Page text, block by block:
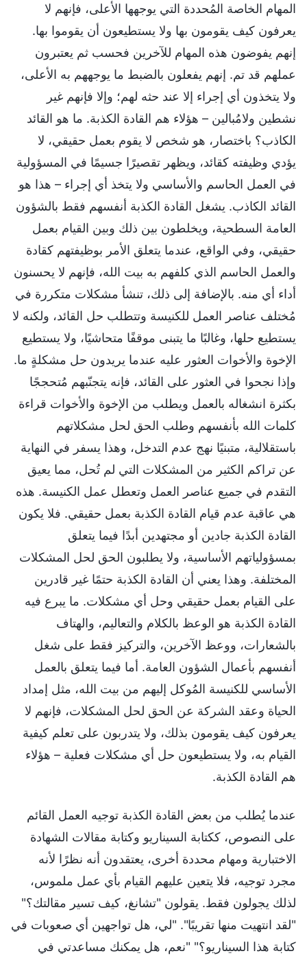
المهام الخاصة المُحددة التي يوجهها الأعلى، فإنهم لا
يعرفون كيف يقومون بها ولا يستطيعون أن يقوموا بها.
إنهم يفوضون هذه المهام للآخرين فحسب ثم يعتبرون
عملهم قد تم. إنهم يفعلون بالضبط ما يوجههم به الأعلى،
ولا يتخذون أي إجراء إلا عند حثه لهم؛ وإلا فإنهم غير
نشطين ولامُبالين – هؤلاء هم القادة الكذبة. ما هو القائد
الكاذب؟ باختصار، هو شخص لا يقوم بعمل حقيقي، لا
يؤدي وظيفته كقائد، ويظهر تقصيرًا جسيمًا في المسؤولية
في العمل الحاسم والأساسي ولا يتخذ أي إجراء – هذا هو
القائد الكاذب. يشغل القادة الكذبة أنفسهم فقط بالشؤون
العامة السطحية، ويخلطون بين ذلك وبين القيام بعمل
حقيقي، وفي الواقع، عندما يتعلق الأمر بوظيفتهم كقادة
والعمل الحاسم الذي كلفهم به بيت الله، فإنهم لا يحسنون
أداء أي منه. بالإضافة إلى ذلك، تنشأ مشكلات متكررة في
مُختلف عناصر العمل للكنيسة وتتطلب حل القائد، ولكنه لا
يستطيع حلها، وغالبًا ما يتبنى موقفًا متحاشيًا، ولا يستطيع
الإخوة والأخوات العثور عليه عندما يريدون حل مشكلةٍ ما.
وإذا نجحوا في العثور على القائد، فإنه يتجنّبهم مُتحججًا
بكثرة انشغاله بالعمل ويطلب من الإخوة والأخوات قراءة
كلمات الله بأنفسهم وطلب الحق لحل مشكلاتهم
باستقلالية، متبنيًا نهج عدم التدخل، وهذا يسفر في النهاية
عن تراكم الكثير من المشكلات التي لم تُحل، مما يعيق
التقدم في جميع عناصر العمل وتعطل عمل الكنيسة. هذه
هي عاقبة عدم قيام القادة الكذبة بعمل حقيقي. فلا يكون
القادة الكذبة جادين أو مجتهدين أبدًا فيما يتعلق
بمسؤولياتهم الأساسية، ولا يطلبون الحق لحل المشكلات
المختلفة. وهذا يعني أن القادة الكذبة حتمًا غير قادرين
على القيام بعمل حقيقي وحل أي مشكلات. ما يبرع فيه
القادة الكذبة هو الوعظ بالكلام والتعاليم، والهتاف
بالشعارات، ووعظ الآخرين، والتركيز فقط على شغل
أنفسهم بأعمال الشؤون العامة. أما فيما يتعلق بالعمل
الأساسي للكنيسة المُوكل إليهم من بيت الله، مثل إمداد
الحياة وعقد الشركة عن الحق لحل المشكلات، فإنهم لا
يعرفون كيف يقومون بذلك، ولا يتدربون على تعلم كيفية
القيام به، ولا يستطيعون حل أي مشكلات فعلية – هؤلاء
هم القادة الكذبة.
عندما يُطلب من بعض القادة الكذبة توجيه العمل القائم
على النصوص، ككتابة السيناريو وكتابة مقالات الشهادة
الاختبارية ومهام محددة أخرى، يعتقدون أنه نظرًا لأنه
مجرد توجيه، فلا يتعين عليهم القيام بأي عمل ملموس،
لذلك يجولون فقط. يقولون "تشانغ، كيف تسير مقالتك؟"
"لقد انتهيت منها تقريبًا". "لي، هل تواجهين أي صعوبات في
كتابة هذا السيناريو؟" "نعم، هل يمكنك مساعدتي في